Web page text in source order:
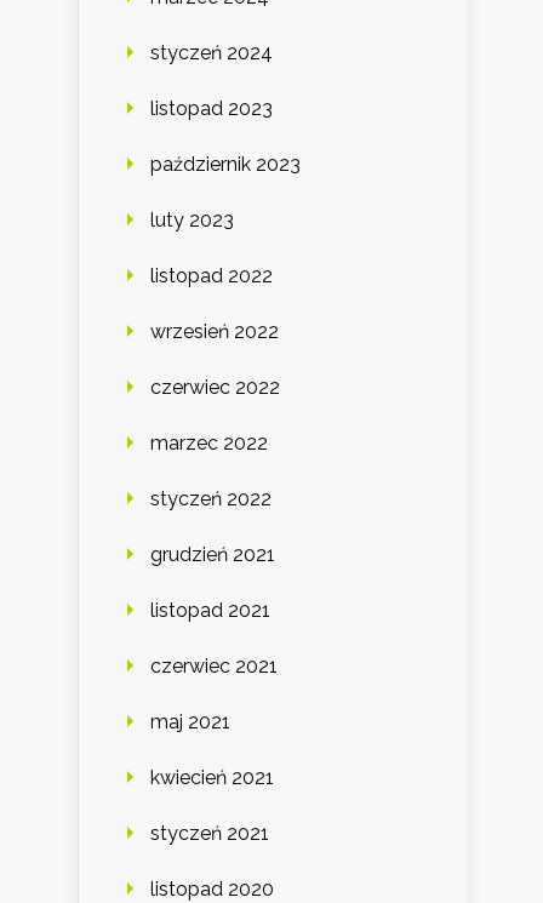
styczeń 2024
listopad 2023
październik 2023
luty 2023
listopad 2022
wrzesień 2022
czerwiec 2022
marzec 2022
styczeń 2022
grudzień 2021
listopad 2021
czerwiec 2021
maj 2021
kwiecień 2021
styczeń 2021
listopad 2020